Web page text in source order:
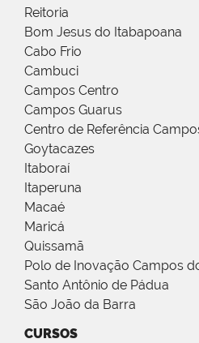
Reitoria
Bom Jesus do Itabapoana
Cabo Frio
Cambuci
Campos Centro
Campos Guarus
Centro de Referência
Goytacazes
Itaboraí
Itaperuna
Macaé
Maricá
Quissamã
Polo de Inovação Campos
Santo Antônio de Pádua
São João da Barra
CURSOS